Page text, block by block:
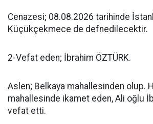
Cenazesi; 08.08.2026 tarihinde
Küçükçekmece de defnedilecektir.
2-Vefat eden; İbrahim ÖZTÜRK.
Aslen; Belkaya mahallesinden olup.
mahallesinde ikamet eden, Ali oğlu
vefat etti.